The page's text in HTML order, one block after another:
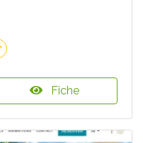
Fiche